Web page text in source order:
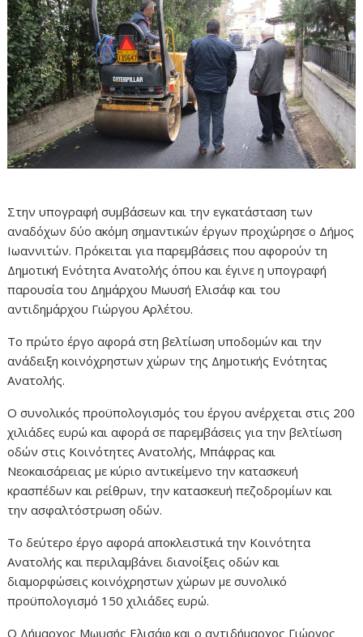
Στην υπογραφή συμβάσεων και την εγκατάσταση των
αναδόχων δύο ακόμη σημαντικών έργων προχώρησε ο Δήμος
Ιωαννιτών. Πρόκειται για παρεμβάσεις που αφορούν τη
Δημοτική Ενότητα Ανατολής όπου και έγινε η υπογραφή
παρουσία του Δημάρχου Μωυσή Ελισάφ και του
αντιδημάρχου Γιώργου Αρλέτου.
Το πρώτο έργο αφορά στη βελτίωση υποδομών και την
ανάδειξη κοινόχρηστων χώρων της Δημοτικής Ενότητας
Ανατολής.
Ο συνολικός προϋπολογισμός του έργου ανέρχεται στις 200
χιλιάδες ευρώ και αφορά σε παρεμβάσεις για την βελτίωση
οδών στις Κοινότητες Ανατολής, Μπάφρας και
Νεοκαισάρειας με κύριο αντικείμενο την κατασκευή
κρασπέδων και ρείθρων, την κατασκευή πεζοδρομίων και
την ασφαλτόστρωση οδών.
Το δεύτερο έργο αφορά αποκλειστικά την Κοινότητα
Ανατολής και περιλαμβάνει διανοίξεις οδών και
διαμορφώσεις κοινόχρηστων χώρων με συνολικό
προϋπολογισμό 150 χιλιάδες ευρώ.
Ο Δήμαρχος Μωυσής Ελισάφ και ο αντιδήμαρχος Γιώργος